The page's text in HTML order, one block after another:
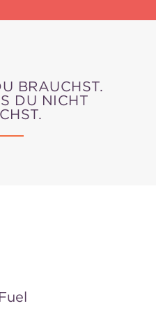
BRAUCHST.
DU NICHT